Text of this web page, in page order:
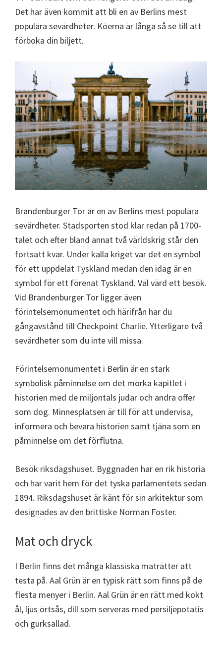
Det har även kommit att bli en av Berlins mest
populära sevärdheter. Köerna är långa så se till att
förboka din biljett.
Brandenburger Tor är en av Berlins mest populära
sevärdheter. Stadsporten stod klar redan på 1700-
talet och efter bland annat två världskrig står den
fortsatt kvar. Under kalla kriget var det en symbol
för ett uppdelat Tyskland medan den idag är en
symbol för ett förenat Tyskland. Väl värd ett besök.
Vid Brandenburger Tor ligger även
förintelsemonumentet och härifrån har du
gångavstånd till Checkpoint Charlie. Ytterligare två
sevärdheter som du inte vill missa.
Förintelsemonumentet i Berlin är en stark
symbolisk påminnelse om det mörka kapitlet i
historien med de miljontals judar och andra offer
som dog. Minnesplatsen är till för att undervisa,
informera och bevara historien samt tjäna som en
påminnelse om det förflutna.
Besök riksdagshuset. Byggnaden har en rik historia
och har varit hem för det tyska parlamentets sedan
1894. Riksdagshuset är känt för sin arkitektur som
designades av den brittiske Norman Foster.
Mat och dryck
I Berlin finns det många klassiska maträtter att
testa på. Aal Grün är en typisk rätt som finns på de
flesta menyer i Berlin. Aal Grün är en rätt med kokt
ål, ljus örtsås, dill som serveras med persiljepotatis
och gurksallad.